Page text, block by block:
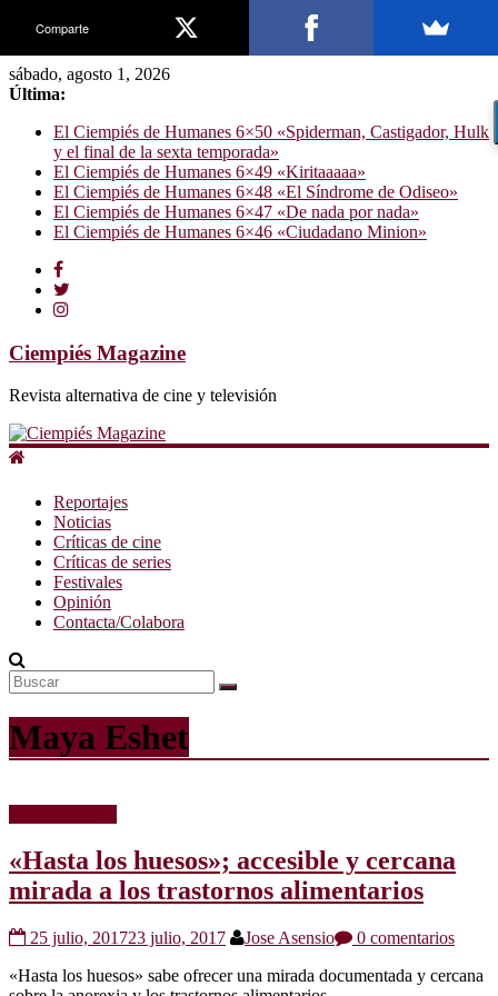
sábado, agosto 1, 2026
Última:
El Ciempiés de Humanes 6×50 «Spiderman, Castigador, Hulk
y el final de la sexta temporada»
El Ciempiés de Humanes 6×49 «Kiritaaaaa»
El Ciempiés de Humanes 6×48 «El Síndrome de Odiseo»
El Ciempiés de Humanes 6×47 «De nada por nada»
El Ciempiés de Humanes 6×46 «Ciudadano Minion»
Ciempiés Magazine
Revista alternativa de cine y televisión
Reportajes
Noticias
Críticas de cine
Críticas de series
Festivales
Opinión
Contacta/Colabora
Maya Eshet
«Hasta los huesos»; accesible y cercana
mirada a los trastornos alimentarios
25 julio, 201723 julio, 2017 Jose Asensio
0 comentarios
«Hasta los huesos» sabe ofrecer una mirada documentada y cercana
Comparte